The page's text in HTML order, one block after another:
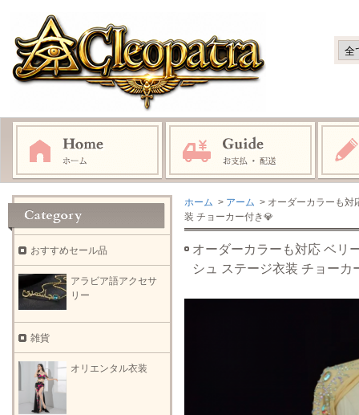
ホーム > アーム > オーダーカラーも対
装 チョーカー付き💎
オーダーカラーも対応 ベリ
シュ ステージ衣装 チョーカ
おすすめセール品
アラビア語アクセサ
リー
雑貨
オリエンタル衣装